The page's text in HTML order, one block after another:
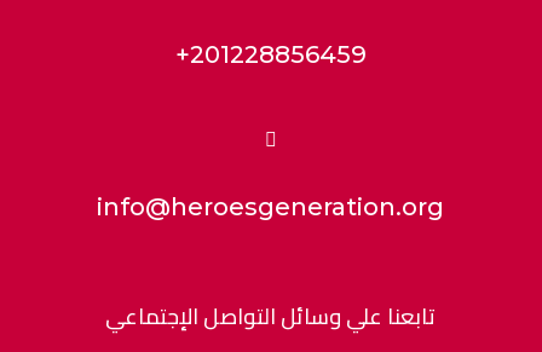
+201228856459

info@heroesgeneration.org
تابعنا علي وسائل التواصل الإجتماعي